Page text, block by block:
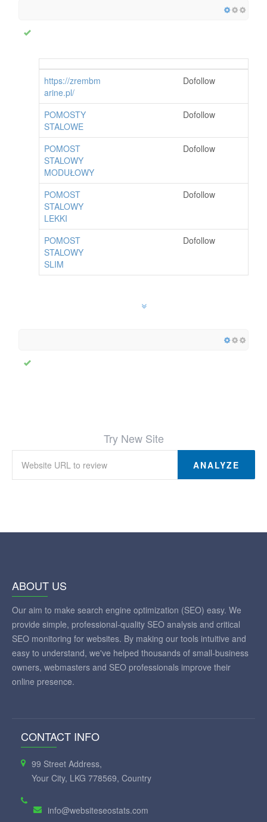
https://zrembm
arine.pl/
Dofollow
POMOSTY
STALOWE
Dofollow
POMOST
STALOWY
MODUŁOWY
Dofollow
POMOST
STALOWY
LEKKI
Dofollow
POMOST
STALOWY
SLIM
Dofollow
Try New Site
ANALYZE
ABOUT US
Our aim to make search engine optimization (SEO) easy. We
provide simple, professional-quality SEO analysis and critical
SEO monitoring for websites. By making our tools intuitive and
easy to understand, we've helped thousands of small-business
owners, webmasters and SEO professionals improve their
online presence.
CONTACT INFO
99 Street Address,
Your City, LKG 778569, Country
info@websiteseostats.com